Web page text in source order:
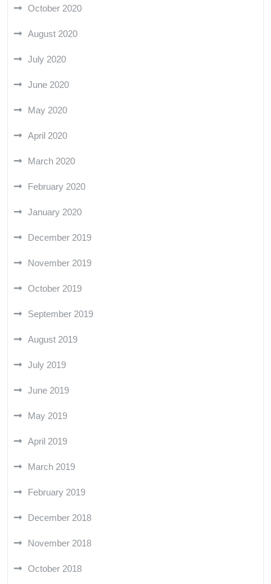
October 2020
August 2020
July 2020
June 2020
May 2020
April 2020
March 2020
February 2020
January 2020
December 2019
November 2019
October 2019
September 2019
August 2019
July 2019
June 2019
May 2019
April 2019
March 2019
February 2019
December 2018
November 2018
October 2018